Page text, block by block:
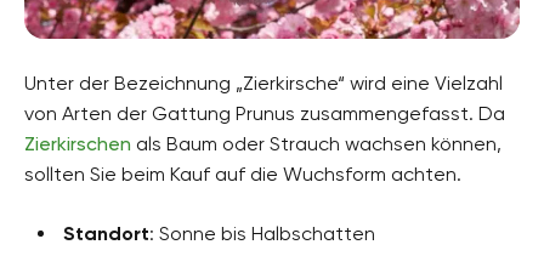
Unter der Bezeichnung „Zierkirsche“ wird eine Vielzahl
von Arten der Gattung Prunus zusammengefasst. Da
Zierkirschen als Baum oder Strauch wachsen können,
sollten Sie beim Kauf auf die Wuchsform achten.
Standort: Sonne bis Halbschatten